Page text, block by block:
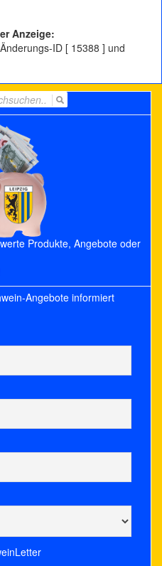
Anzeige:
ID [ 15388 ] und
Produkte, Angebote oder
Angebote informiert